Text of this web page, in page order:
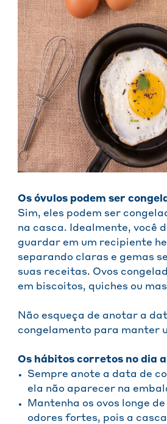
Os óvulos podem ser
Sim, eles podem ser
na casca. Idealmente, você
guardar em um recipiente
separando claras e gemas
suas receitas. Ovos
em biscoitos, quiches ou
Não esqueça de anotar a
congelamento para manter
Os hábitos corretos no dia
Sempre anote a data de
ela não aparecer na
Mantenha os ovos longe
odores fortes, pois a